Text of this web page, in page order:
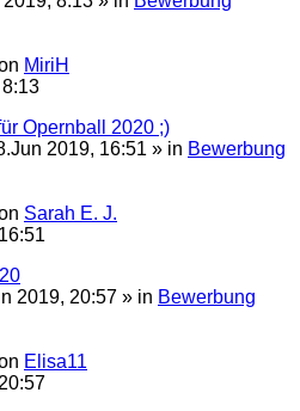
MiriH
Opernball 2020 ;)
2019, 16:51 » in Bewerbung
Sarah E. J.
2019, 20:57 » in Bewerbung
Elisa11